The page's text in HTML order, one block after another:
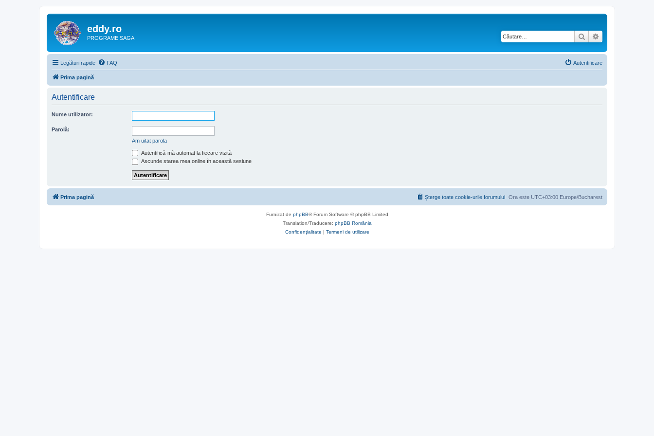
eddy.ro
PROGRAME SAGA Căutare
Legături rapide FAQ Autentificare
Prima pagină
Autentificare
Nume utilizator:
Parolă:
Am uitat parola
Autentifică-mă automat la fiecare vizită
Ascunde starea mea online în această sesiune
Prima pagină Ora este UTC+03:00 Europe/Bucharest
Şterge toate cookie-urile forumului
Furnizat de phpBB® Forum Software © phpBB Limited
Translation/Traducere: phpBB România
Confidenţialitate | Termeni de utilizare